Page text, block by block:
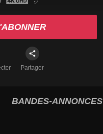
Partager
BANDES-ANNONCES